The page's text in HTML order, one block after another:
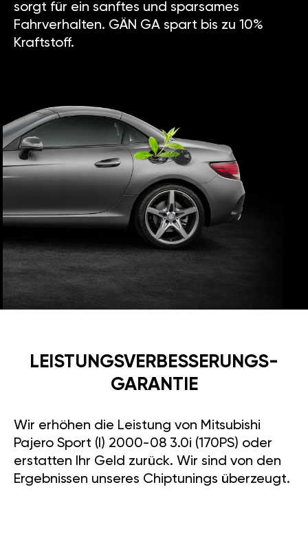
sorgt für ein sanftes und sparsames
Fahrverhalten. GÄN GA spart bis zu 10%
Kraftstoff.
LEISTUNGSVERBESSE­RUNGS­
GARANTIE
Wir erhöhen die Leistung von Mitsubishi
Pajero Sport (I) 2000-08 3.0i (170PS) oder
erstatten Ihr Geld zurück. Wir sind von den
Ergebnissen unseres Chiptunings überzeugt.